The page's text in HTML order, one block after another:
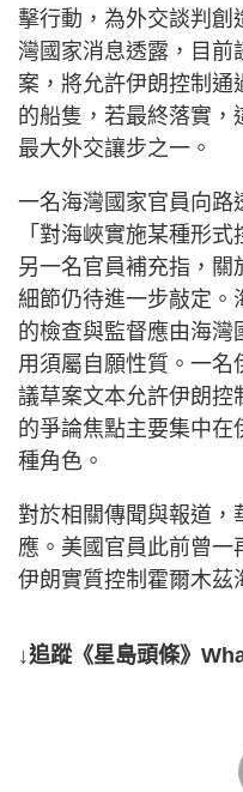
擊行動，為外交談判創
灣國家消息透露，目前
案，將允許伊朗控制通
的船隻，若最終落實，
最大外交讓步之一。
一名海灣國家官員向路
「對海峽實施某種形
另一名官員補充指，
細節仍待進一步敲定。
的檢查與監督應由海灣
用須屬自願性質。一名
議草案文本允許伊朗控
的爭論焦點主要集中
種角色。
對於相關傳聞與報道，
應。美國官員此前曾
伊朗實質控制霍爾木茲
↓追蹤《星島頭條》